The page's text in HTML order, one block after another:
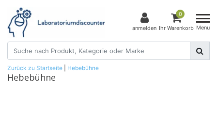
anmelden
0
Ihr Warenkorb Menu
Zurück zu Startseite Hebebühne
Hebebühne